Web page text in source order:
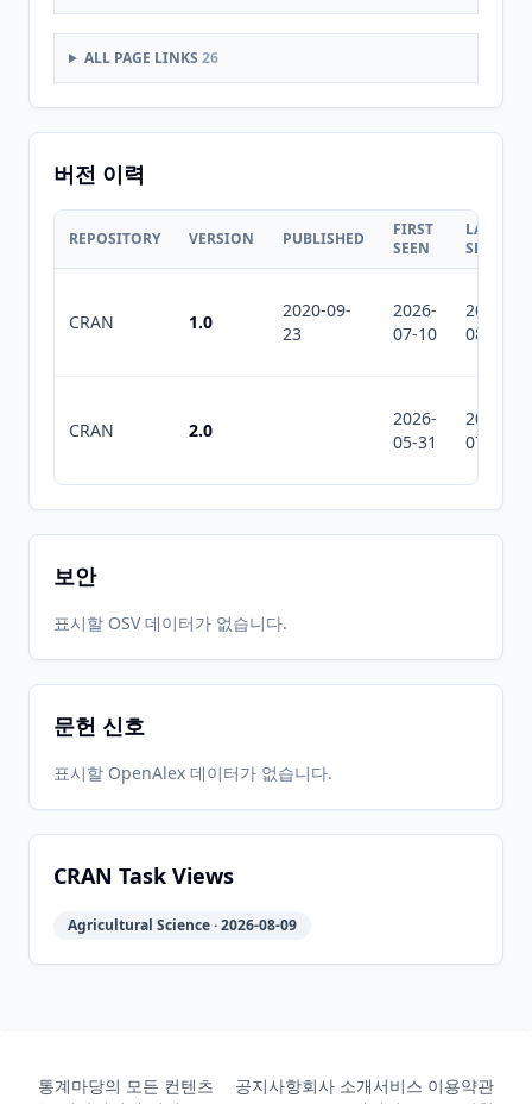
ALL PAGE LINKS 26
버전 이력
REPOSITORY VERSION PUBLISHED
FIRST
SEEN
LAST
SEEN
CRAN 1.0
2020-09-
23
2026-
07-10
2026-
08-07
CRAN 2.0
2026-
05-31
2026-
07-10
보안
표시할 OSV 데이터가 없습니다.
문헌 신호
표시할 OpenAlex 데이터가 없습니다.
CRAN Task Views
Agricultural Science · 2026-08-09
통계마당의 모든 컨텐츠
공지사항회사 소개서비스 이용약관